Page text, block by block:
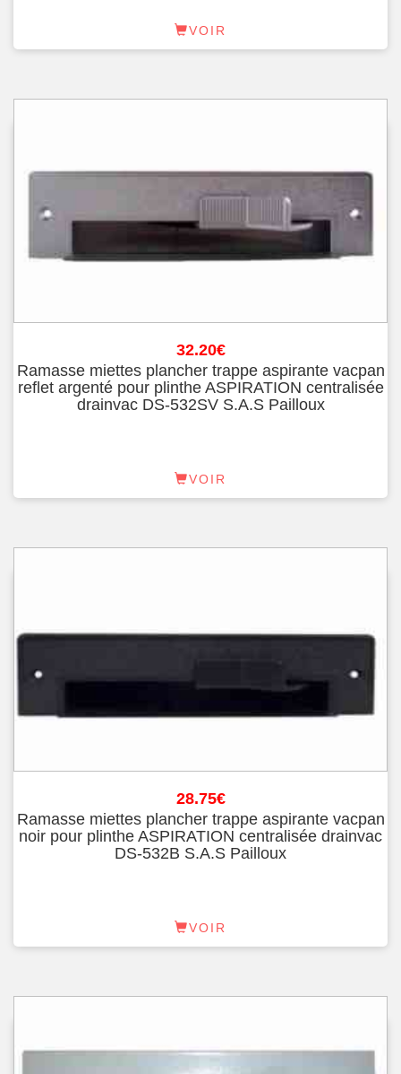
VOIR
32.20€
Ramasse miettes plancher trappe aspirante vacpan
reflet argenté pour plinthe ASPIRATION centralisée
drainvac DS-532SV S.A.S Pailloux
VOIR
28.75€
Ramasse miettes plancher trappe aspirante vacpan
noir pour plinthe ASPIRATION centralisée drainvac
DS-532B S.A.S Pailloux
VOIR